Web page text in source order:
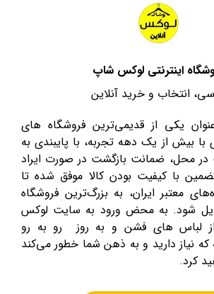
اینترنتی لوکس شاپ
انتخاب و خرید آنلاین
یکی از قدیمی‌ترین فروشگاه های
با بیش از یک دهه تجربه، با پایبندی به
محل، ضمانت بازگشت در صورت ایراد
با کیفیت بودن کالا موفق شده تا
معتبر ایران، به بزرگ‌ترین فروشگاه
شود. به محض ورود به سایت لوکس
لباس های فشن و به روز رو به رو
نیاز دارید و به ذهن شما خطور می‌کند
کرد.